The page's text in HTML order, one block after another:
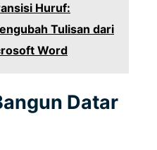
Huruf:
Tulisan dari
Word
Datar